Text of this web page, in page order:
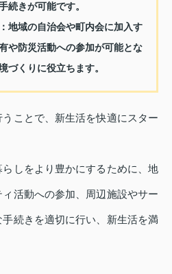
続きが可能です。
地域の自治会や町内会に加入す
や防災活動への参加が可能とな
づくりに役立ちます。
ことで、新生活を快適にスター
しをより豊かにするために、地
活動への参加、周辺施設やサー
続きを適切に行い、新生活を満